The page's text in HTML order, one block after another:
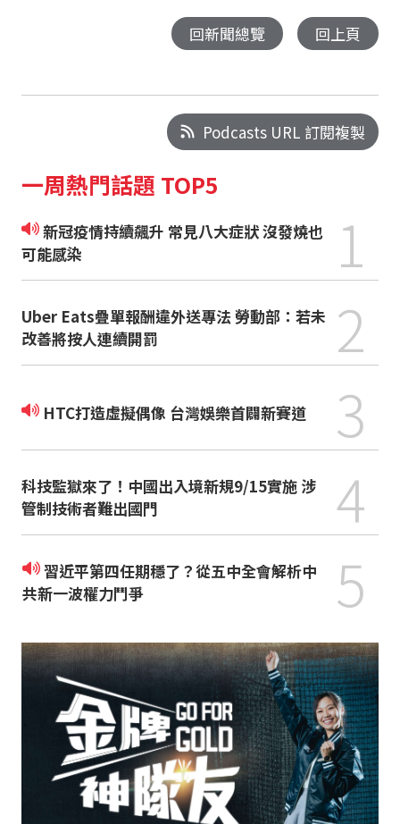
回新聞總覽 回上頁
Podcasts URL 訂閱複製
一周熱門話題 TOP5
新冠疫情持續飆升 常見八大症狀 沒發燒也
可能感染
1
Uber Eats疊單報酬違外送專法 勞動部：若未
改善將按人連續開罰
2
HTC打造虛擬偶像 台灣娛樂首闢新賽道 3
科技監獄來了！中國出入境新規9/15實施 涉
管制技術者難出國門
4
習近平第四任期穩了？從五中全會解析中
共新一波權力鬥爭
5